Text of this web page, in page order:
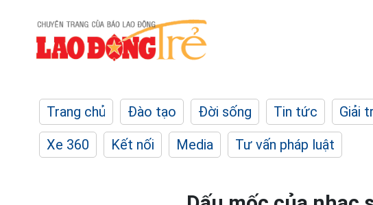
Trang chủ Đào tạo Đời sống Tin tức Giải
Xe 360
Kết nối Media Tư vấn pháp luật